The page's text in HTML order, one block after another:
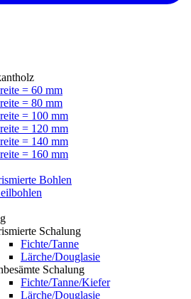
= 60 mm
= 80 mm
= 100 mm
= 120 mm
= 140 mm
= 160 mm
Bohlen
Schalung
Fichte/Tanne
Lärche/Douglasie
Schalung
Fichte/Tanne/Kiefer
Lärche/Douglasie